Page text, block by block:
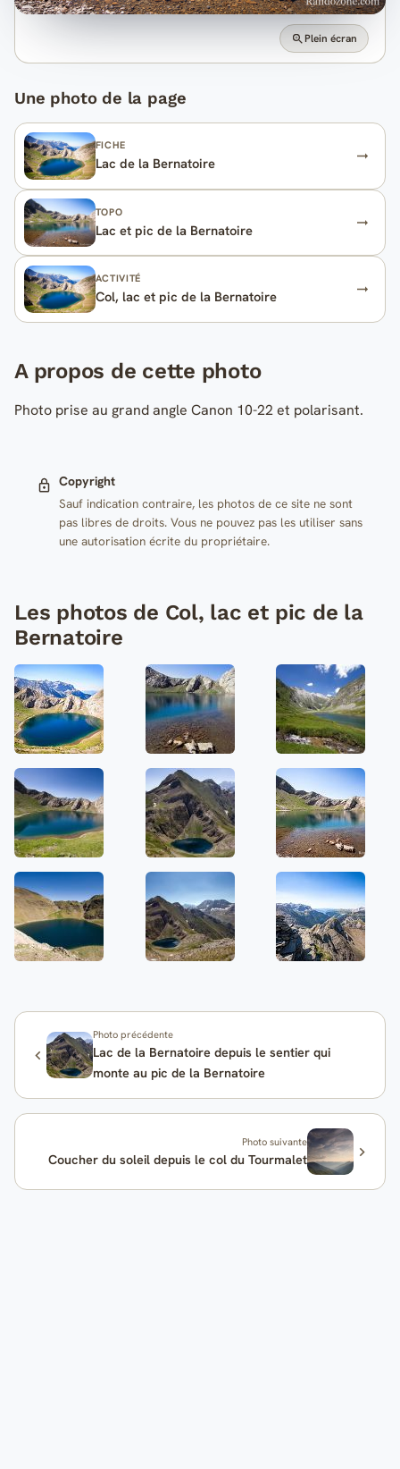
Plein écran
Une photo de la page
FICHE
Lac de la Bernatoire
TOPO
Lac et pic de la Bernatoire
ACTIVITÉ
Col, lac et pic de la Bernatoire
A propos de cette photo
Photo prise au grand angle Canon 10-22 et polarisant.
Copyright
Sauf indication contraire, les photos de ce site ne sont
pas libres de droits. Vous ne pouvez pas les utiliser sans
une autorisation écrite du propriétaire.
Les photos de Col, lac et pic de la
Bernatoire
Photo précédente
Lac de la Bernatoire depuis le sentier qui
monte au pic de la Bernatoire
Photo suivante
Coucher du soleil depuis le col du Tourmalet